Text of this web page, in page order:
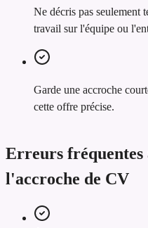
Ne décris pas seulement
travail sur l'équipe ou
Garde une accroche
cette offre précise.
Erreurs fréquentes
l'accroche de CV